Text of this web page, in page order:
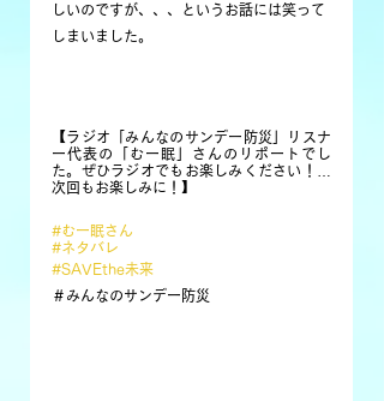
しいのですが、、、というお話には笑って
しまいました。
【ラジオ「みんなのサンデー防災」リスナ
ー代表の「むー眠」さんのリポートでし
た。ぜひラジオでもお楽しみください！…
次回もお楽しみに！】
#むー眠さん
#ネタバレ
#SAVEthe未来
＃みんなのサンデー防災